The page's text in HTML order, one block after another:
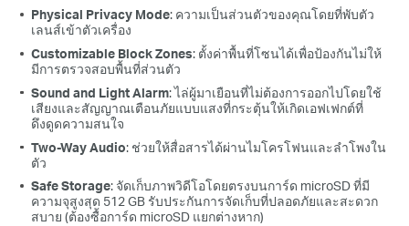
Physical Privacy Mode: ความเป็นส่วนตัวของคุณโดยที่พับตัว
เลนส์เข้าตัวเครื่อง
Customizable Block Zones: ตั้งค่าพื้นที่โซนได้เพื่อป้องกันไม่ให้
มีการตรวจสอบพื้นที่ส่วนตัว
Sound and Light Alarm: ไล่ผู้มาเยือนที่ไม่ต้องการออกไปโดยใช้
เสียงและสัญญาณเตือนภัยแบบแสงที่กระตุ้นให้เกิดเอฟเฟกต์ที่
ดึงดูดความสนใจ
Two-Way Audio: ช่วยให้สื่อสารได้ผ่านไมโครโฟนและลำโพงใน
ตัว
Safe Storage: จัดเก็บภาพวิดีโอโดยตรงบนการ์ด microSD ที่มี
ความจุสูงสุด 512 GB รับประกันการจัดเก็บที่ปลอดภัยและสะดวก
สบาย (ต้องซื้อการ์ด microSD แยกต่างหาก)